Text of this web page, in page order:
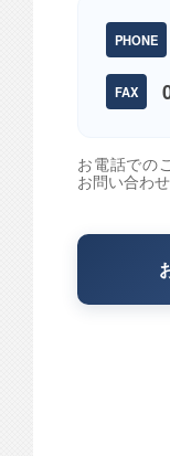
PHONE
FAX
お電話での
お問い合わ